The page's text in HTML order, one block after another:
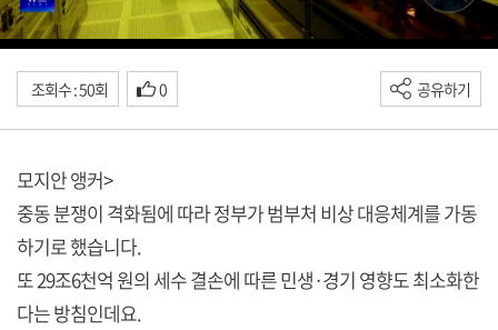
조회수 : 50회 0 공유하기
모지안 앵커>
중동 분쟁이 격화됨에 따라 정부가 범부처 비상 대응체계를 가동
하기로 했습니다.
또 29조6천억 원의 세수 결손에 따른 민생·경기 영향도 최소화한
다는 방침인데요.